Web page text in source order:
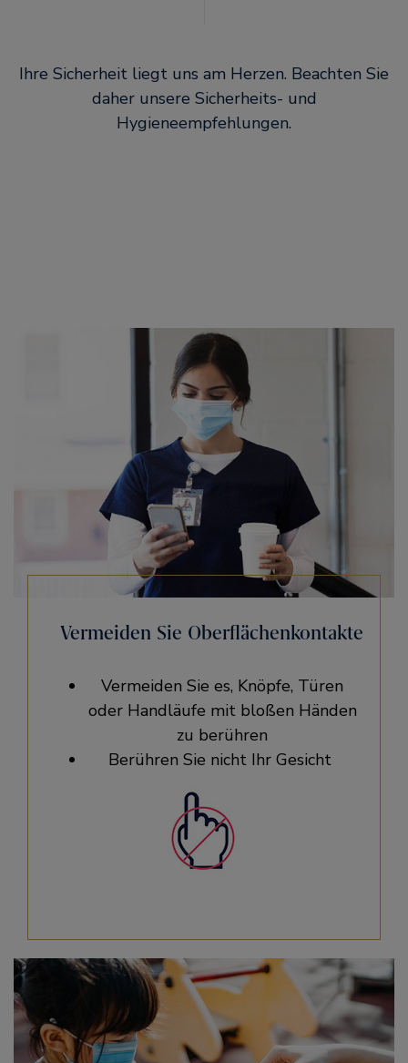
Ihre Sicherheit liegt uns am Herzen. Beachten Sie
daher unsere Sicherheits- und
Hygieneempfehlungen.
Vermeiden Sie Oberflächenkontakte
Vermeiden Sie es, Knöpfe, Türen
oder Handläufe mit bloßen Händen
zu berühren
Berühren Sie nicht Ihr Gesicht